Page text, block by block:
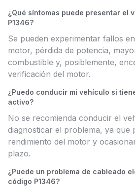
¿Qué síntomas puede presentar el
P1346?
Se pueden experimentar fallos
motor, pérdida de potencia,
combustible y, posiblemente,
verificación del motor.
¿Puedo conducir mi vehículo si
activo?
No se recomienda conducir el
diagnosticar el problema, ya que
rendimiento del motor y
plazo.
¿Puede un problema de cableado
código P1346?